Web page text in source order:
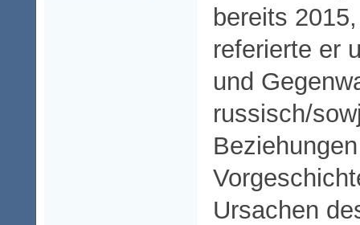
bereits
referierte er
und
russisch/
Ursachen